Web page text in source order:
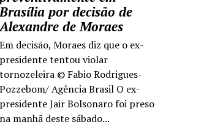
Brasília por decisão de
Alexandre de Moraes
Em decisão, Moraes diz que o ex-
presidente tentou violar
tornozeleira © Fabio Rodrigues-
Pozzebom/ Agência Brasil O ex-
presidente Jair Bolsonaro foi preso
na manhã deste sábado...